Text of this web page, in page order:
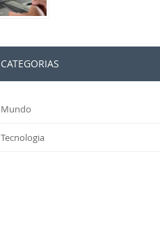
CATEGORIAS
Mundo
Tecnologia